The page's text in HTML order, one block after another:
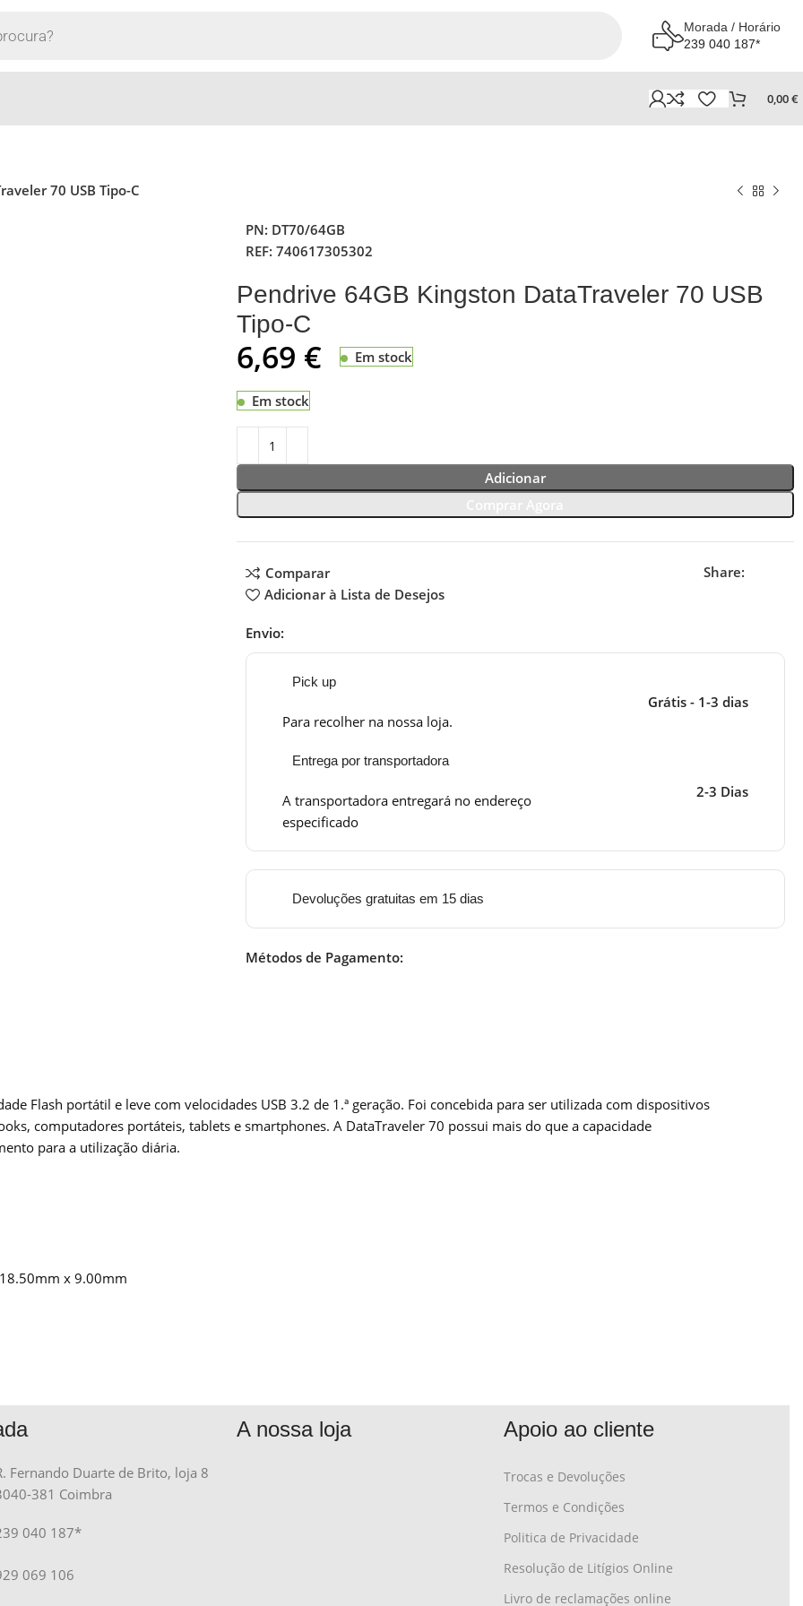
Morada / Horário
239 040 187*
0,00€
70 USB Tipo-C
PN: DT70/64GB
REF: 740617305302
Pendrive 64GB Kingston DataTraveler 70 USB
Tipo-C
6,69 € Em stock
Em stock
Adicionar
Comparar
Adicionar à Lista de Desejos
Share:
Envio:
Pick up
Para recolher na nossa loja.
Grátis - 1-3 dias
Entrega por transportadora
A transportadora entregará no endereço
especificado
2-3 Dias
Devoluções gratuitas em 15 dias
Métodos de Pagamento:
Flash portátil e leve com velocidades USB 3.2 de 1.ª geração. Foi concebida para ser utilizada com dispositivos
computadores portáteis, tablets e smartphones. A DataTraveler 70 possui mais do que a capacidade
para a utilização diária.
x 9.00mm
Fernando Duarte de Brito, loja 8
381 Coimbra
040 187*
069 106
A nossa loja Apoio ao cliente
Trocas e Devoluções
Termos e Condições
Politica de Privacidade
Resolução de Litígios Online
Livro de reclamações online